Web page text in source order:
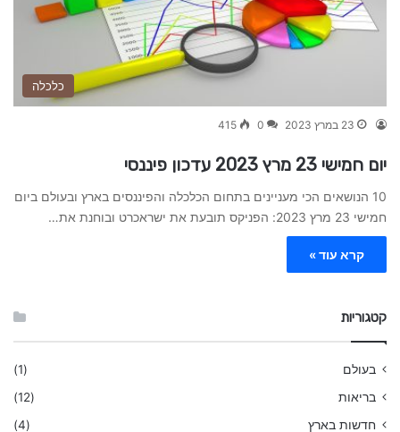
כלכלה
23 במרץ 2023 0
415
יום חמישי 23 מרץ 2023 עדכון פיננסי
10 הנושאים הכי מעניינים בתחום הכלכלה והפיננסים בארץ ובעולם ביום
חמישי 23 מרץ 2023: הפניקס תובעת את ישראכרט ובוחנת את…
קרא עוד »
קטגוריות
בעולם
(1)
בריאות
(12)
חדשות בארץ
(4)